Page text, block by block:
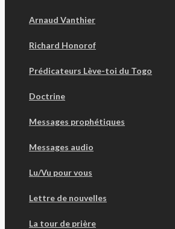
Arnaud Vanthier
Richard Honorof
Prédicateurs Lève-toi du Togo
Doctrine
Messages prophétiques
Messages audio
Lu/Vu pour vous
Lettre de nouvelles
La tour de prière